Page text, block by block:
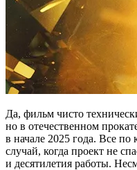
Да, фильм чисто
но в отечественном
в начале 2025 года. Все
случай, когда проект не
и десятилетия работы.